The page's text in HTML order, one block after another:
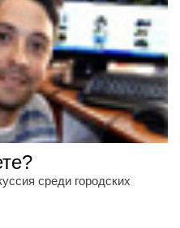
среди городских